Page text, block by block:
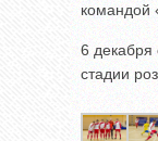
командой
6 декабря
стадии